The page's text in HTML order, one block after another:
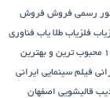
رسمی فروش فروش
فلزیاب طلا یاب فناوری
فهرست ۱۰۰ محبوب ترین و بهترین
فیلم سینمایی ایرانی
قالیشویی اصفهان